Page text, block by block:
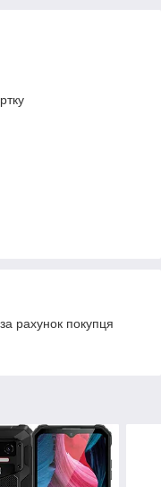
рахунок покупця